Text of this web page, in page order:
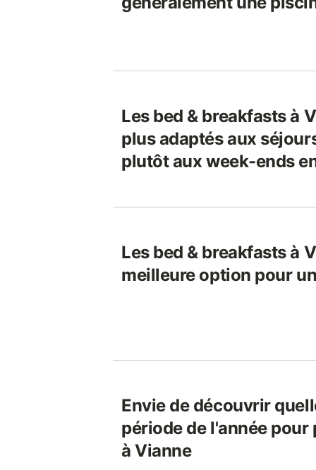
Les bed & breakfasts à
plus adaptés aux
plutôt aux week-ends
Les bed & breakfasts à
meilleure option pour
Envie de découvrir
période de l'année
à Vianne